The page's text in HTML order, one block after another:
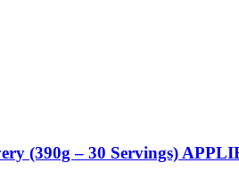
(390g – 30 Servings)